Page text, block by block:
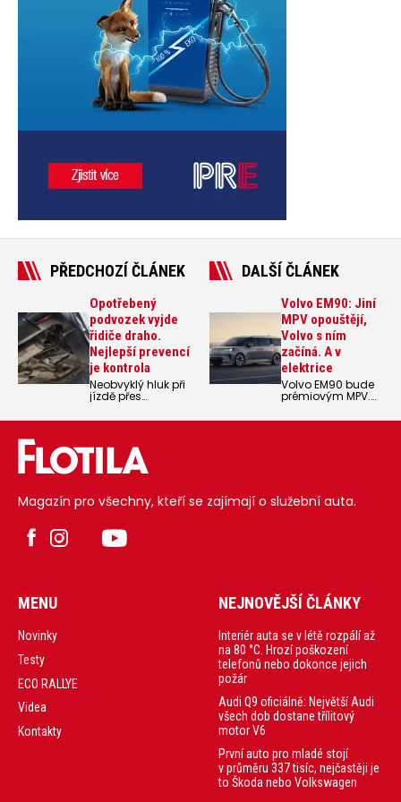
PŘEDCHOZÍ ČLÁNEK
Opotřebený
podvozek vyjde
řidiče draho.
Nejlepší prevencí
je kontrola
Neobvyklý hluk při
jízdě přes
vibrace nebo
následek
opotřebený
podvozek bez
kontroly.
DALŠÍ ČLÁNEK
Volvo EM90: Jiní
MPV opouštějí,
Volvo s ním
začíná. A v
elektrice
Volvo EM90 bude
prémiovým MPV.
ale poté i pro
Magazín pro všechny, kteří se zajímají o služební auta.
MENU
Novinky
Testy
ECO RALLYE
Videa
Kontakty
NEJNOVĚJŠÍ ČLÁNKY
Interiér auta se v létě rozpálí až
na 80 °C. Hrozí poškození
telefonů nebo dokonce jejich
požár
Audi Q9 oficiálně: Největší Audi
všech dob dostane třílitový
motor V6
První auto pro mladé stojí
v průměru 337 tisíc, nejčastěji je
to Škoda nebo Volkswagen